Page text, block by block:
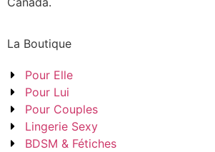
La Boutique
Pour Elle
Pour Lui
Pour Couples
Lingerie Sexy
BDSM & Fétiches